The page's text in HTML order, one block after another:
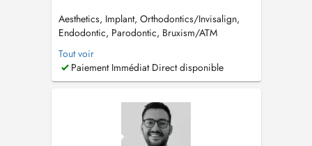
Aesthetics, Implant, Orthodontics/Invisalign,
Endodontic, Parodontic, Bruxism/ATM
Dysfunction in DENTAL CURE : 691 680 727
Luxemburg City Center I am Dr Mônica
Gomes, dentist in Luxembourg, former
training and multidisciplinary experience in
Tout voir
Paiement Immédiat Direct disponible